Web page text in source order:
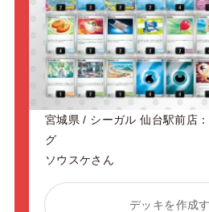
宮城県 / シーガル 仙台駅前店
グ
ソウスケさん
デッキを作成